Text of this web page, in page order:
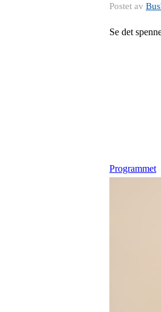
Postet av
Se det
Programmet